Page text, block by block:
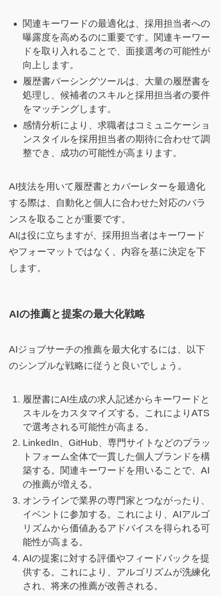
関連キーワードの最適化は、採用担当者への
曝露度を高めるのに重要です。関連キーワー
ドを取り入れることで、面接選考の可能性が
向上します。
履歴書パーシングツールは、大量の履歴書を
処理し、候補者のスキルと採用担当者の要件
をマッチングします。
感情分析により、求職者はコミュニケーショ
ンスタイルを採用担当者の期待に合わせて調
整でき、成功の可能性が高まります。
AI技法を用いて履歴書とカバーレターを最適化
する際は、自動化と個人に合わせた対応のバラ
ンスを取ることが重要です。
AIは役に立ちますが、採用担当者はキーワード
やフォーマットではなく、内容を基に決定を下
します。
AIの推薦と提案の最大化戦略
AIジョブサーチの推薦を最大化するには、以下
のシンプルな戦略に従うと良いでしょう。
履歴書にAI生成の求人記述からキーワードと
スキルをカスタマイズする。これによりATS
で選考される可能性が高まる。
LinkedIn、GitHub、専門サイトなどのプラッ
トフォーム全体で一貫した個人ブランドを構
築する。関連キーワードを用いることで、AI
の推薦が増える。
オンラインで業界の専門家とつながったり、
イベントに参加する。これにより、AIアルゴ
リズムから価値あるアドバイスを得られる可
能性が高まる。
AIの提案に対する評価やフィードバックを提
供する。これにより、アルゴリズムが洗練化
され、将来の推薦が改善される。